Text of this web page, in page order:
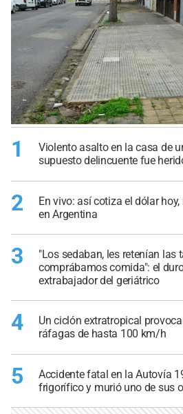
1
Violento asalto en la casa de
supuesto delincuente fue
2
En vivo: así cotiza el dólar
en Argentina
3
"Los sedaban, les retenían las
comprábamos comida": el
extrabajador del geriátrico
4
Un ciclón extratropical
ráfagas de hasta 100 km/h
5
Accidente fatal en la Autovía
frigorífico y murió uno de sus